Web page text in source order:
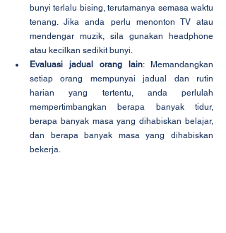
bunyi terlalu bising, terutamanya semasa waktu
tenang. Jika anda perlu menonton TV atau
mendengar muzik, sila gunakan headphone
atau kecilkan sedikit bunyi.
Evaluasi jadual orang lain: Memandangkan
setiap orang mempunyai jadual dan rutin
harian yang tertentu, anda perlulah
mempertimbangkan berapa banyak tidur,
berapa banyak masa yang dihabiskan belajar,
dan berapa banyak masa yang dihabiskan
bekerja.